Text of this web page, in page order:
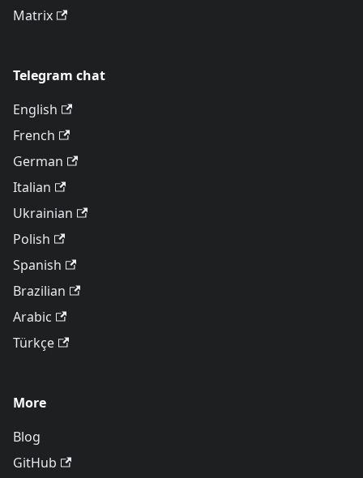
Matrix
Telegram chat
English
French
German
Italian
Ukrainian
Polish
Spanish
Brazilian
Arabic
Türkçe
More
Blog
GitHub